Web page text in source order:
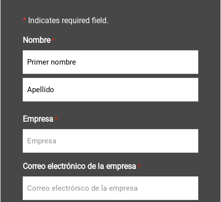
* Indicates required field.
Nombre *
Empresa *
Correo electrónico de la empresa *